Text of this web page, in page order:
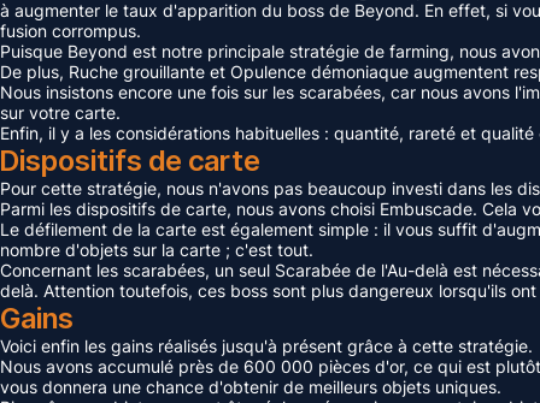
à augmenter le taux d'apparition du boss de Beyond. En effet, si
fusion corrompus.
Puisque Beyond est notre principale stratégie de farming, nous
De plus, Ruche grouillante et Opulence démoniaque augmentent
Nous insistons encore une fois sur les scarabées, car nous avons
sur votre carte.
Enfin, il y a les considérations habituelles : quantité, rareté et
Dispositifs de carte
Pour cette stratégie, nous n'avons pas beaucoup investi dans les
Parmi les dispositifs de carte, nous avons choisi Embuscade.
Le défilement de la carte est également simple : il vous suffit
nombre d'objets sur la carte ; c'est tout.
Concernant les scarabées, un seul Scarabée de l'Au-delà est
delà. Attention toutefois, ces boss sont plus dangereux lorsqu'ils
Gains
Voici enfin les gains réalisés jusqu'à présent grâce à cette stratégie.
Nous avons accumulé près de 600 000 pièces d'or, ce qui est
vous donnera une chance d'obtenir de meilleurs objets uniques.